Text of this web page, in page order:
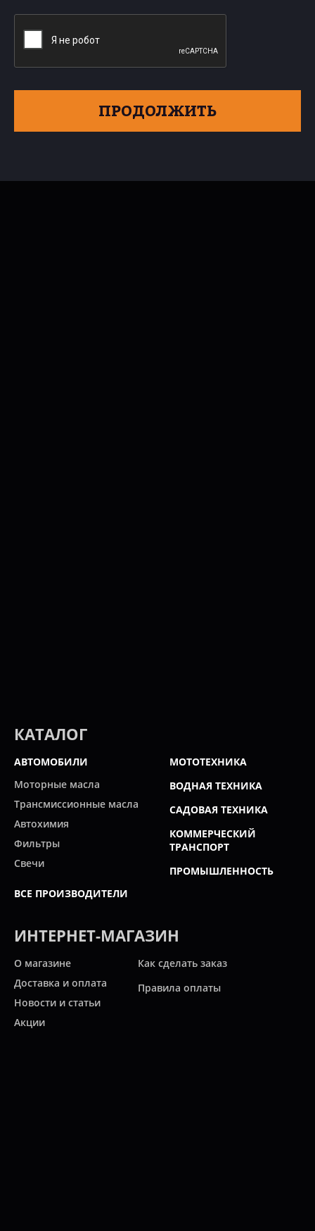
ПРОДОЛЖИТЬ
КАТАЛОГ
АВТОМОБИЛИ
Моторные масла
Трансмиссионные масла
Автохимия
Фильтры
Свечи
ВСЕ ПРОИЗВОДИТЕЛИ
МОТОТЕХНИКА
ВОДНАЯ ТЕХНИКА
САДОВАЯ ТЕХНИКА
КОММЕРЧЕСКИЙ
ТРАНСПОРТ
ПРОМЫШЛЕННОСТЬ
ИНТЕРНЕТ-МАГАЗИН
О магазине
Доставка и оплата
Новости и статьи
Акции
Как сделать заказ
Правила оплаты